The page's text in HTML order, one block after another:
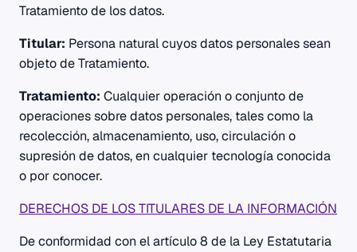
Tratamiento de los datos.
Titular: Persona natural cuyos datos personales sean
objeto de Tratamiento.
Tratamiento: Cualquier operación o conjunto de
operaciones sobre datos personales, tales como la
recolección, almacenamiento, uso, circulación o
supresión de datos, en cualquier tecnología conocida
o por conocer.
DERECHOS DE LOS TITULARES DE LA INFORMACIÓN
De conformidad con el artículo 8 de la Ley Estatutaria